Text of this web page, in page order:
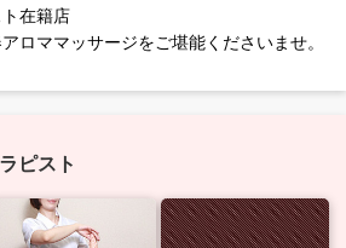
在籍店
ロママッサージをご堪能くださいませ。
ピスト